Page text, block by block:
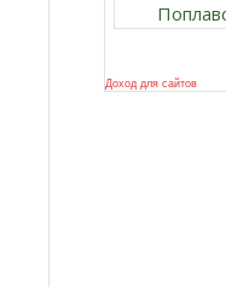
Доход для сайтов